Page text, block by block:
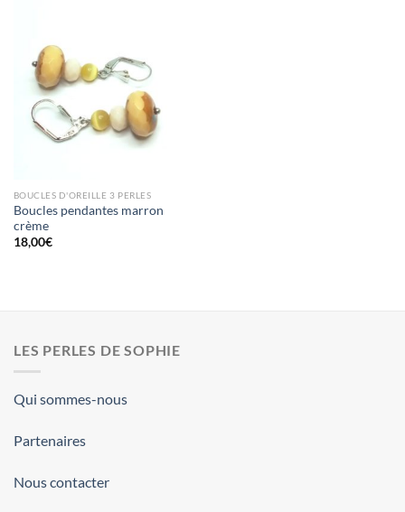
BOUCLES D'OREILLE 3 PERLES
Boucles pendantes marron
crème
18,00€
LES PERLES DE SOPHIE
Qui sommes-nous
Partenaires
Nous contacter